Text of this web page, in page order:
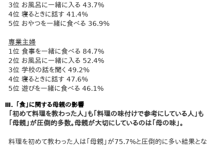
3位 お風呂に一緒に入る 43.7%
4位 寝るときに話す 41.4%
5位 おやつを一緒に食べる 36.9%
専業主婦
1位 食事を一緒に食べる 84.7%
2位 お風呂に一緒に入る 52.4%
3位 学校の話を聞く 49.2%
4位 寝るときに話す 47.6%
5位 遊びを一緒に食べる 46.1%
Ⅲ. 「食」に関する母親の影響
「初めて料理を教わった人」も「料理の味付けで参考にしている人」も
「母親」が圧倒的多数。母親が大切にしているのは「母の味」。
料理を初めて教わった人は「母親」が75.7%と圧倒的に多い結果とな